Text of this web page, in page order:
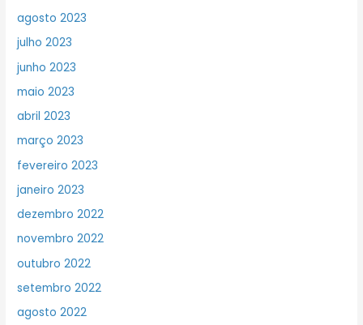
agosto 2023
julho 2023
junho 2023
maio 2023
abril 2023
março 2023
fevereiro 2023
janeiro 2023
dezembro 2022
novembro 2022
outubro 2022
setembro 2022
agosto 2022